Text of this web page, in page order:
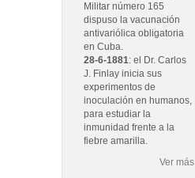
Militar número 165
dispuso la vacunación
antivariólica obligatoria
en Cuba.
28-6-1881: el Dr. Carlos
J. Finlay inicia sus
experimentos de
inoculación en humanos,
para estudiar la
inmunidad frente a la
fiebre amarilla.
Ver más